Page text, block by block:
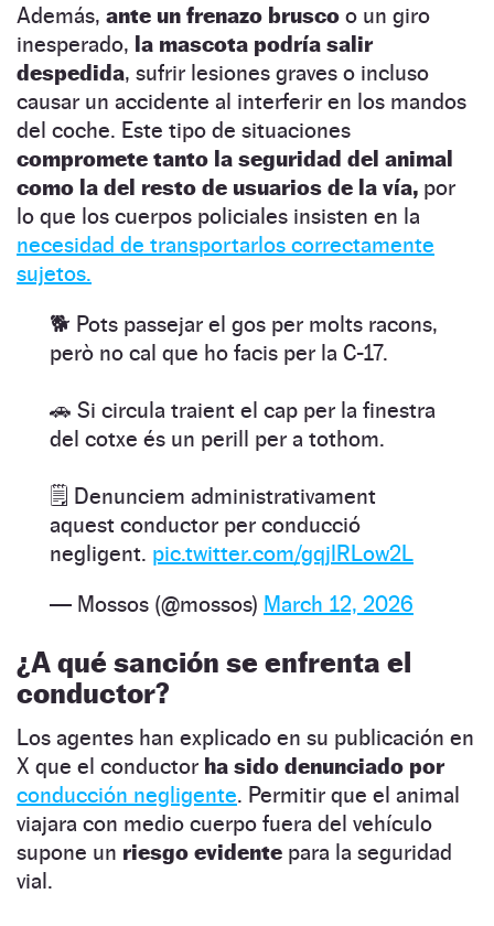
Además, ante un frenazo brusco o un giro
inesperado, la mascota podría salir
despedida, sufrir lesiones graves o incluso
causar un accidente al interferir en los mandos
del coche. Este tipo de situaciones
compromete tanto la seguridad del animal
como la del resto de usuarios de la vía, por
lo que los cuerpos policiales insisten en la
necesidad de transportarlos correctamente
sujetos.
🐕 Pots passejar el gos per molts racons,
però no cal que ho facis per la C-17.
🚗 Si circula traient el cap per la finestra
del cotxe és un perill per a tothom.
🗒️ Denunciem administrativament
aquest conductor per conducció
negligent. pic.twitter.com/gqjlRLow2L
— Mossos (@mossos) March 12, 2026
¿A qué sanción se enfrenta el
conductor?
Los agentes han explicado en su publicación en
X que el conductor ha sido denunciado por
conducción negligente. Permitir que el animal
viajara con medio cuerpo fuera del vehículo
supone un riesgo evidente para la seguridad
vial.